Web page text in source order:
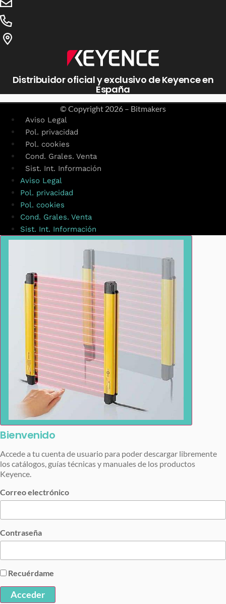
Distribuidor oficial y exclusivo de Keyence en
España
© Copyright 2026 – Bitmakers
Aviso Legal
Pol. privacidad
Pol. cookies
Cond. Grales. Venta
Sist. Int. Información
Aviso Legal
Pol. privacidad
Pol. cookies
Cond. Grales. Venta
Sist. Int. Información
Bienvenido
Accede a tu cuenta de usuario para poder descargar libremente
los catálogos, guías técnicas y manuales de los productos
Keyence.
Correo electrónico
Contraseña
Recuérdame
Acceder